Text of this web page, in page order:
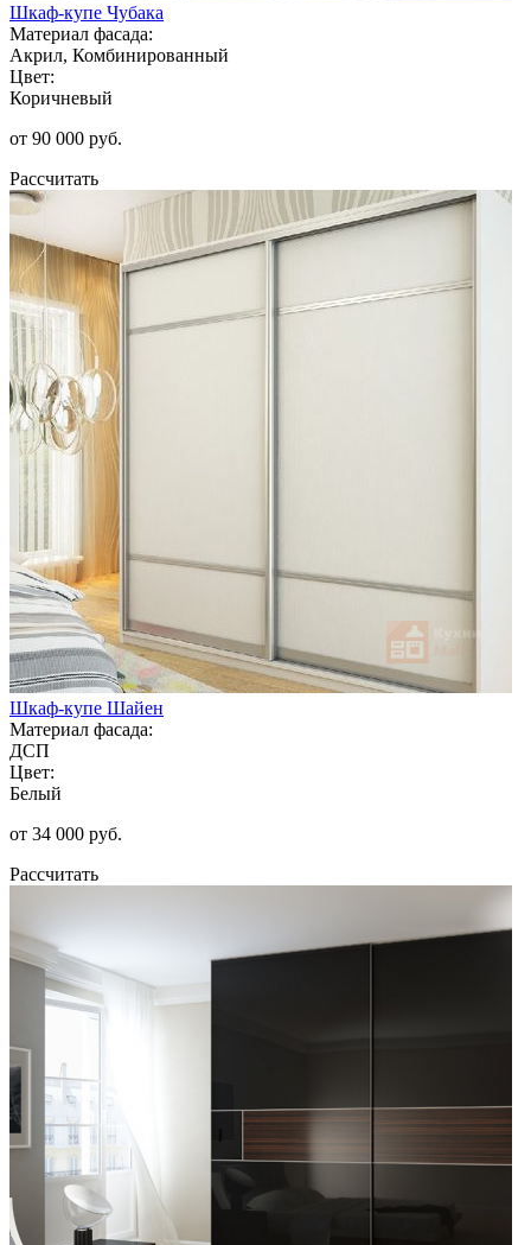
Шкаф-купе Чубака
Материал фасада:
Акрил, Комбинированный
Цвет:
Коричневый
от 90 000 руб.
Рассчитать
Шкаф-купе Шайен
Материал фасада:
ДСП
Цвет:
Белый
от 34 000 руб.
Рассчитать